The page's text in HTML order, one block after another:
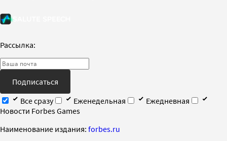
Рассылка:
Подписаться
Все сразу
Еженедельная
Ежедневная
Новости Forbes Games
Наименование издания: forbes.ru